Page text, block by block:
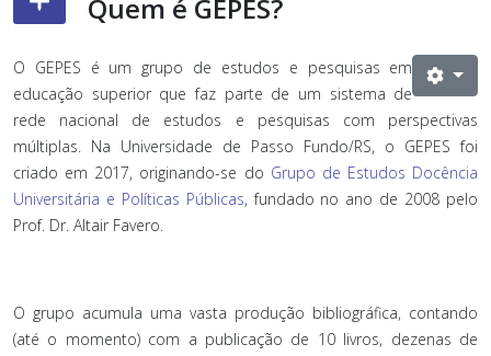
Quem é GEPES?
O GEPES é um grupo de estudos e pesquisas em
educação superior que faz parte de um sistema de
rede nacional de estudos e pesquisas com perspectivas
múltiplas. Na Universidade de Passo Fundo/RS, o GEPES foi
criado em 2017, originando-se do Grupo de Estudos Docência
Universitária e Políticas Públicas, fundado no ano de 2008 pelo
Prof. Dr. Altair Favero.
O grupo acumula uma vasta produção bibliográfica, contando
(até o momento) com a publicação de 10 livros, dezenas de